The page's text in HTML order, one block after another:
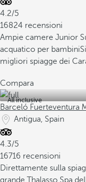
4.2/5
16824 recensioni
Ampie camere Junior
acquatico per bambini
migliori spiagge dei
Compara
All inclusive
Barceló Fuerteventura
Antigua, Spain
4.3/5
16716 recensioni
Direttamente sulla
grande Thalasso Spa